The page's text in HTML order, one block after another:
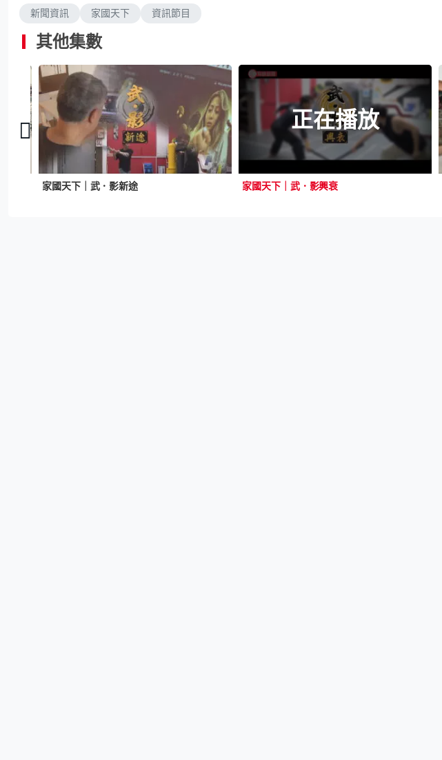
新聞資訊 家國天下 資訊節目
其他集數
家國天下｜武．影新途
正在播放
家國天下｜武．影興衰